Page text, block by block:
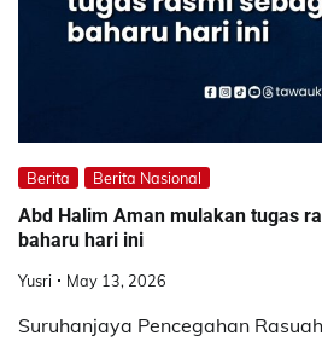
Berita Berita Nasional
Abd Halim Aman mulakan tugas
baharu hari ini
Yusri May 13, 2026
Suruhanjaya Pencegahan